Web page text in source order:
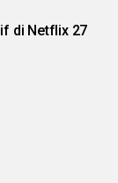
di Netflix 27